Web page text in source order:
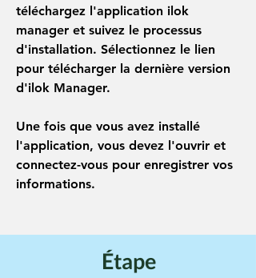
téléchargez l'application ilok
manager et suivez le processus
d'installation. Sélectionnez le lien
pour télécharger la dernière version
d'ilok Manager.
Une fois que vous avez installé
l'application, vous devez l'ouvrir et
connectez-vous pour enregistrer vos
informations.
Étape